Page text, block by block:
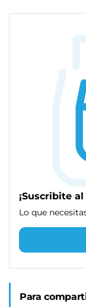
¡Suscribite
Lo que
Para